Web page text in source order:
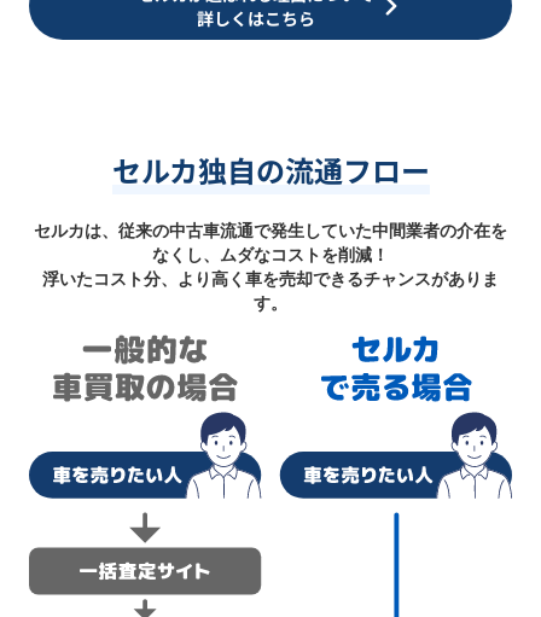
詳しくはこちら
セルカ独自の流通フロー
セルカは、従来の中古車流通で発生していた中間業者の介在を
なくし、ムダなコストを削減！
浮いたコスト分、より高く車を売却できるチャンスがありま
す。